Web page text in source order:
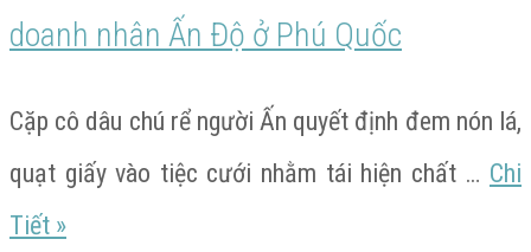
Độ
ở
Phú
doanh nhân Ấn Độ ở Phú Quốc
Cặp cô dâu chú rể người Ấn quyết định đem nón lá,
quạt giấy vào tiệc cưới nhằm tái hiện chất … Chi
Tiết Tiệc
»